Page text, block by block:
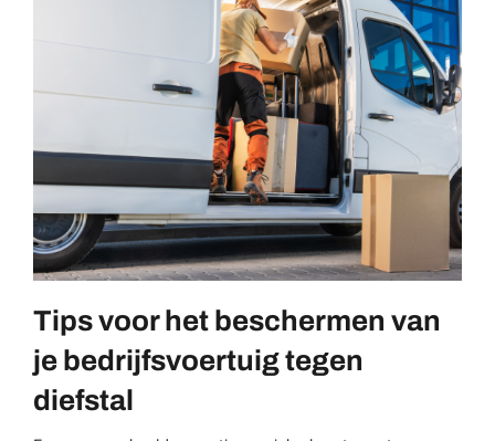
Tips voor het beschermen van
je bedrijfsvoertuig tegen
diefstal